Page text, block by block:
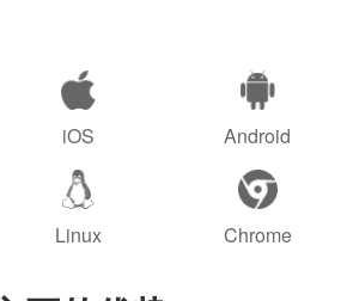
iOS Android
Linux Chrome